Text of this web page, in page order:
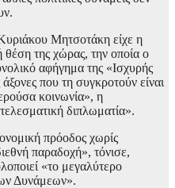
Μητσοτάκη είχε η
θέση της χώρας, την οποία ο
αφήγημα της «Ισχυρής
που τη συγκροτούν είναι
κοινωνία», η
διπλωματία».
πρόοδος χωρίς
παραδοχή», τόνισε,
«το μεγαλύτερο
Δυνάμεων».